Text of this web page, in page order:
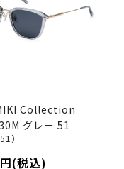
Collection
グレー 51
）
(税込)